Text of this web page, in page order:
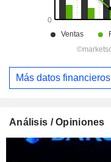
Más datos financieros
Análisis / Opiniones